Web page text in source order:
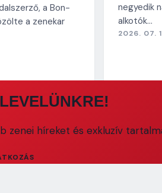
a Bon-
a zenekar
negyedik
alkotók…
2026. 07.
zenei híreket és exkluzív